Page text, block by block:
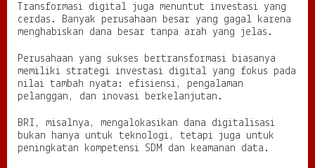
Transformasi digital juga menuntut investasi yang
cerdas. Banyak perusahaan besar yang gagal karena
menghabiskan dana besar tanpa arah yang jelas.
Perusahaan yang sukses bertransformasi biasanya
memiliki strategi investasi digital yang fokus pada
nilai tambah nyata: efisiensi, pengalaman
pelanggan, dan inovasi berkelanjutan.
BRI, misalnya, mengalokasikan dana digitalisasi
bukan hanya untuk teknologi, tetapi juga untuk
peningkatan kompetensi SDM dan keamanan data.